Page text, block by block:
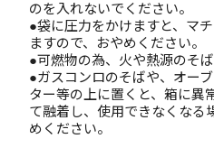
のを入れないでください。
●袋に圧力をかけますと、マ
ますので、おやめください。
●可燃物の為、火や熱源のそ
●ガスコンロのそばや、オー
ター等の上に置くと、箱に異
て融着し、使用できなくなる
めください。